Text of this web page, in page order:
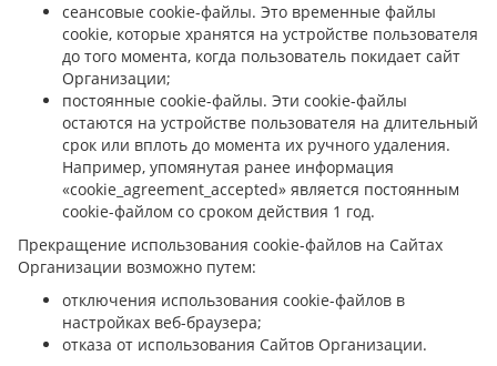
сеансовые cookie-файлы. Это временные файлы
cookie, которые хранятся на устройстве пользователя
до того момента, когда пользователь покидает сайт
Организации;
постоянные cookie-файлы. Эти cookie-файлы
остаются на устройстве пользователя на длительный
срок или вплоть до момента их ручного удаления.
Например, упомянутая ранее информация
«cookie_agreement_accepted» является постоянным
cookie-файлом со сроком действия 1 год.
Прекращение использования cookie-файлов на Сайтах
Организации возможно путем:
отключения использования cookie-файлов в
настройках веб-браузера;
отказа от использования Сайтов Организации.